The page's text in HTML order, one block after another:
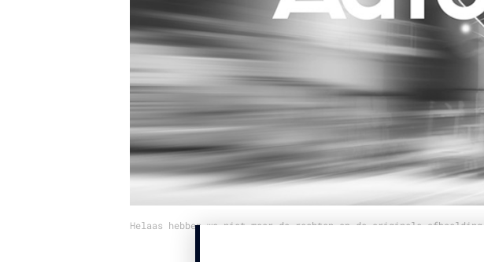
Helaas hebben we niet meer de rechten op de originele afbeelding